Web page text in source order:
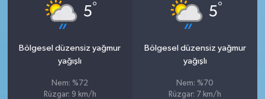
5°
Bölgesel düzensiz yağmur
yağışlı
Nem: %72
Rüzgar: 9 km/h
5°
Bölgesel düzensiz yağmur
yağışlı
Nem: %70
Rüzgar: 7 km/h